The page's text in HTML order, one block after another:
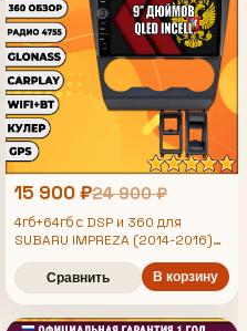
15 900 ₽24 900 ₽
4гб+64гб с DSP и 360 для
SUBARU IMPREZA (2014-2016)
Android магнитола с DSP и
усилителем TDA7850
Сравнить В корзину